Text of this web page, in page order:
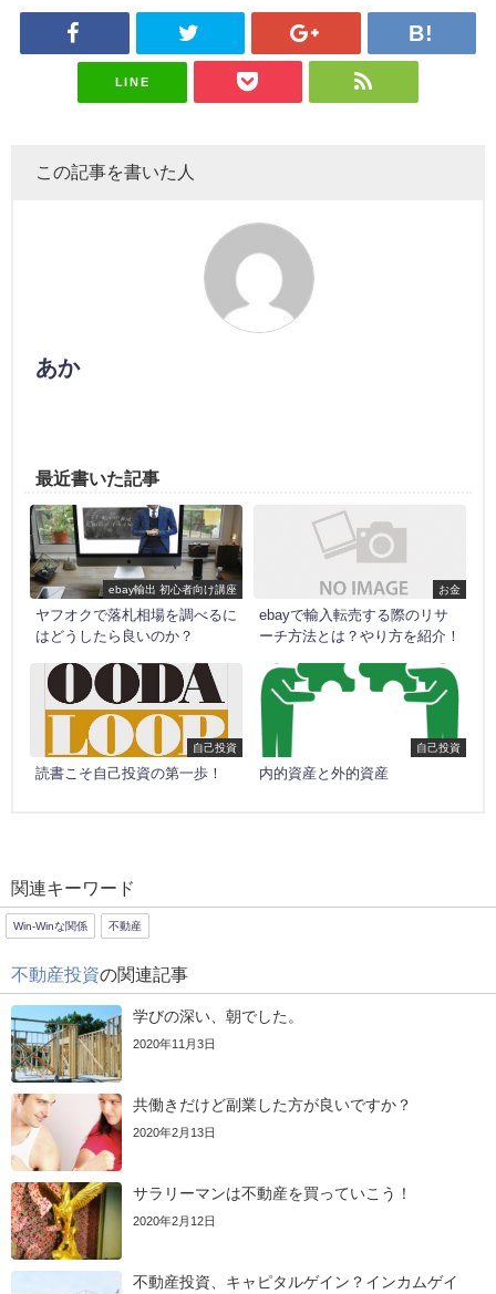
LINE
この記事を書いた人
あか
最近書いた記事
ebay輸出 初心者向け講座
ヤフオクで落札相場を調べるに
はどうしたら良いのか？
お金
ebayで輸入転売する際のリサ
ーチ方法とは？やり方を紹介！
自己投資
読書こそ自己投資の第一歩！
自己投資
内的資産と外的資産
関連キーワード
Win-Winな関係 不動産
不動産投資の関連記事
学びの深い、朝でした。
2020年11月3日
共働きだけど副業した方が良いですか？
2020年2月13日
サラリーマンは不動産を買っていこう！
2020年2月12日
不動産投資、キャピタルゲイン？インカムゲイ